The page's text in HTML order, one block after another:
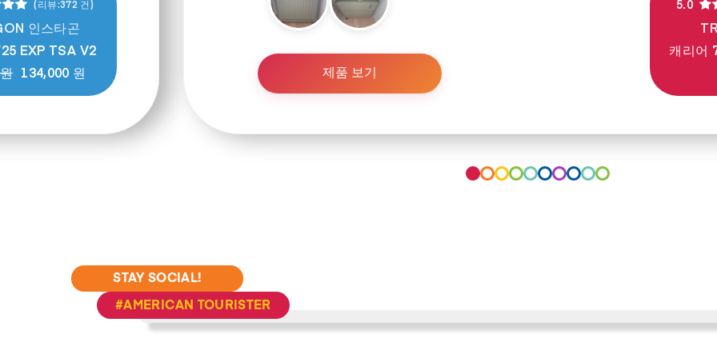
(리뷰:372 건)
인스타곤
EXP TSA V2
134,000 원
5.0
캐리어
제품 보기
STAY SOCIAL!
#AMERICAN TOURISTER